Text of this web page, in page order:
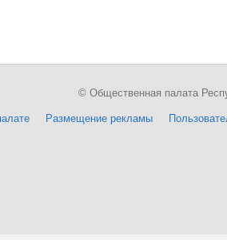
Размещение рекламы
© Общественная палата